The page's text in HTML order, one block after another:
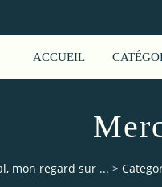
ACCUEIL
mon regard sur ... >